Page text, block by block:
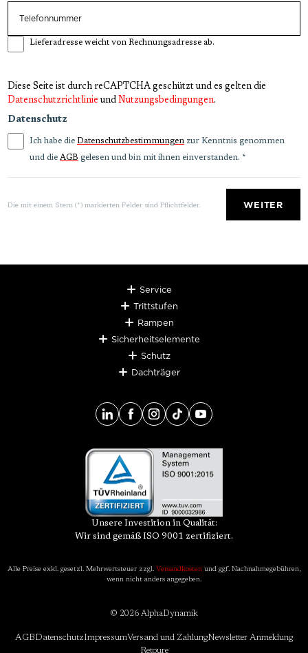
Lieferadresse weicht von Rechnungsadresse ab.
Diese Seite ist durch reCAPTCHA geschützt und es gelten die
Datenschutzrichtlinie und Nutzungsbedingungen.
Datenschutz
Ich habe die Datenschutzbestimmungen zur Kenntnis genommen
und die AGB gelesen und bin mit ihnen einverstanden. *
Die mit einem Stern (*) markierten Felder sind Pflichtfelder. WEITER
Service
Trittstufen
Rampen
Sicherheitselemente
Schutz
Dachträger
Unsere Investition in Qualität:
Wir sind gemäß ISO 9001 zertifiziert.
Alle Preise exkl. gesetzl. Mehrwertsteuer zzgl. Versandkosten und ggf. Nachnahmegebühren,
wenn nicht anders angegeben.
© 2026 AlphaDynamik
AGBDatenschutzImpressumVersand und ZahlungNewsletter Anmeldung
Retoure